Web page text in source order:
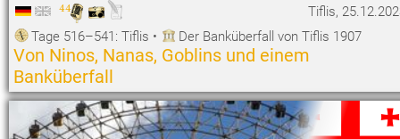
44
Tiflis,
Tage 516–541: Tiflis • Der Banküberfall von Tiflis 1907
Von Ninos, Nanas, Goblins und einem
Banküberfall